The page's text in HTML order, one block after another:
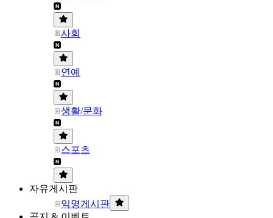
사회
연예
생활/문화
스포츠
자유게시판
익명게시판